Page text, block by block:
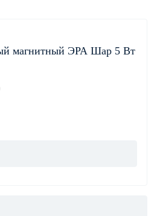
магнитный ЭРА Шар 5 Вт